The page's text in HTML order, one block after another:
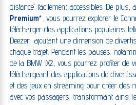
distance" facilement accessibles. De plus,
Premium*, vous pourrez explorer le
télécharger des applications populaires
Deezer, ajoutant une dimension de
chaque trajet. Pendant les pauses,
de la BMW iX2, vous pourrez profiter de
téléchargeant des applications de
et des jeux en streaming pour créer des
avec vos passagers, transformant ainsi